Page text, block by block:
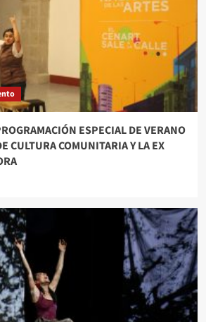
ESPECIAL DE VERANO
CULTURA COMUNITARIA Y LA EX